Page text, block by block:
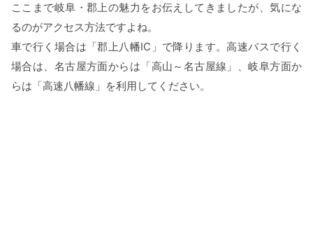
ここまで岐阜・郡上の魅力をお伝えしてきましたが、気にな
るのがアクセス方法ですよね。
車で行く場合は「郡上八幡IC」で降ります。高速バスで行く
場合は、名古屋方面からは「高山～名古屋線」、岐阜方面か
らは「高速八幡線」を利用してください。